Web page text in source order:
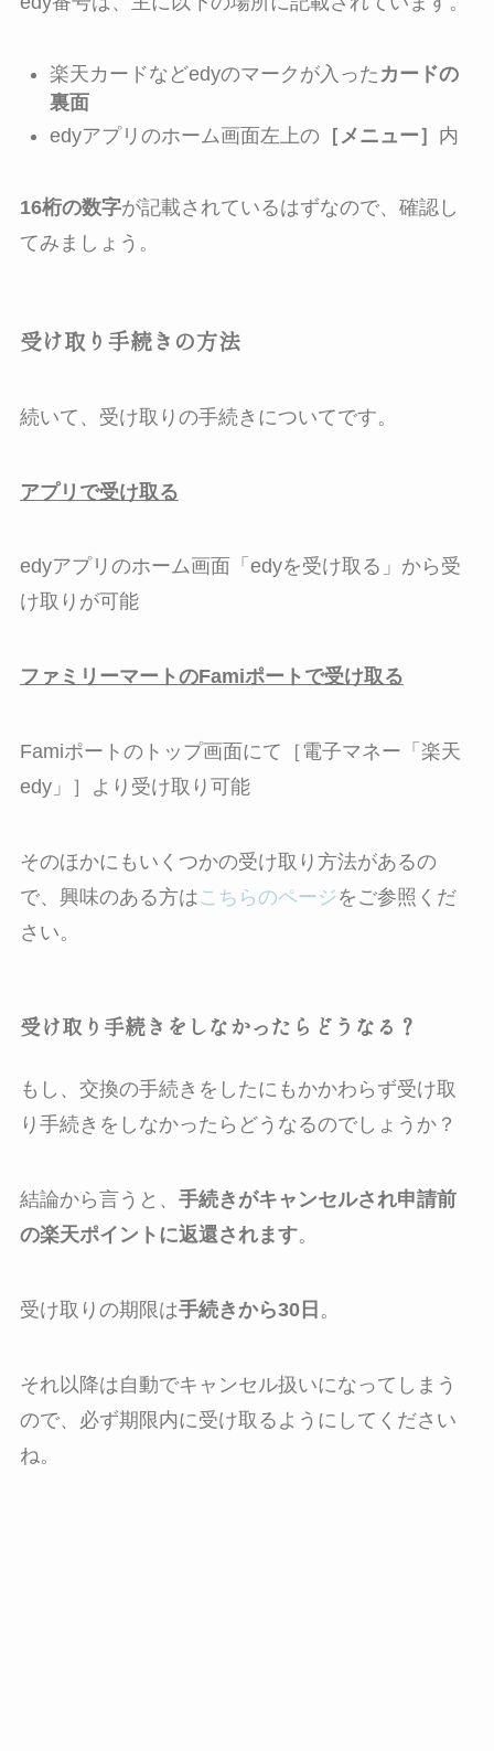
楽天カードなどedyのマークが入った カードの
裏面
edyアプリのホーム画面左上の ［メニュー］ 内
16桁の数字が記載されているはずなので、確認し
てみましょう。
受け取り手続きの方法
続いて、受け取りの手続きについてです。
アプリで受け取る
edyアプリのホーム画面「edyを受け取る」から受
け取りが可能
ファミリーマートのFamiポートで受け取る
Famiポートのトップ画面にて［電子マネー「楽天
edy」］より受け取り可能
そのほかにもいくつかの受け取り方法があるの
で、興味のある方は こちらのページをご参照くだ
さい。
受け取り手続きをしなかったらどうなる？
もし、交換の手続きをしたにもかかわらず受け取
り手続きをしなかったらどうなるのでしょうか？
結論から言うと、 手続きがキャンセルされ申請前
の楽天ポイントに返還されます。
受け取りの期限は手続きから30日 。
それ以降は自動でキャンセル扱いになってしまう
ので、必ず期限内に受け取るようにしてください
ね。